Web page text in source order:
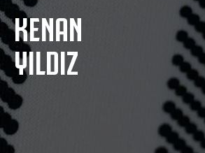
KENAN
YILDIZ